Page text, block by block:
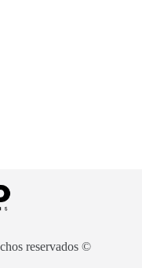
reservados ©